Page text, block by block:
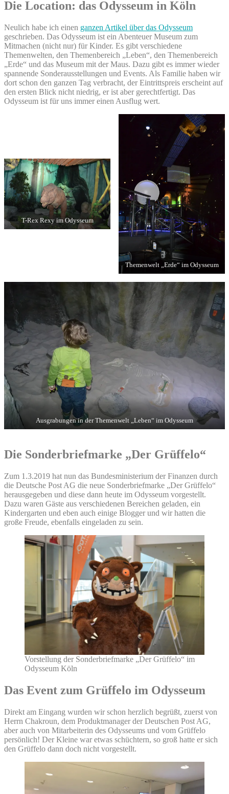
Die Location: das Odysseum in Köln
Neulich habe ich einen ganzen Artikel über das Odysseum
geschrieben. Das Odysseum ist ein Abenteuer Museum zum
Mitmachen (nicht nur) für Kinder. Es gibt verschiedene
Themenwelten, den Themenbereich „Leben“, den Themenbereich
„Erde“ und das Museum mit der Maus. Dazu gibt es immer wieder
spannende Sonderausstellungen und Events. Als Familie haben wir
dort schon den ganzen Tag verbracht, der Eintrittspreis erscheint auf
den ersten Blick nicht niedrig, er ist aber gerechtfertigt. Das
Odysseum ist für uns immer einen Ausflug wert.
T-Rex Rexy im Odysseum
Themenwelt „Erde“ im Odysseum
Ausgrabungen in der Themenwelt „Leben“ im Odysseum
Die Sonderbriefmarke „Der Grüffelo“
Zum 1.3.2019 hat nun das Bundesministerium der Finanzen durch
die Deutsche Post AG die neue Sonderbriefmarke „Der Grüffelo“
herausgegeben und diese dann heute im Odysseum vorgestellt.
Dazu waren Gäste aus verschiedenen Bereichen geladen, ein
Kindergarten und eben auch einige Blogger und wir hatten die
große Freude, ebenfalls eingeladen zu sein.
Vorstellung der Sonderbriefmarke „Der Grüffelo“ im
Odysseum Köln
Das Event zum Grüffelo im Odysseum
Direkt am Eingang wurden wir schon herzlich begrüßt, zuerst von
Herrn Chakroun, dem Produktmanager der Deutschen Post AG,
aber auch von Mitarbeiterin des Odysseums und vom Grüffelo
persönlich! Der Kleine war etwas schüchtern, so groß hatte er sich
den Grüffelo dann doch nicht vorgestellt.